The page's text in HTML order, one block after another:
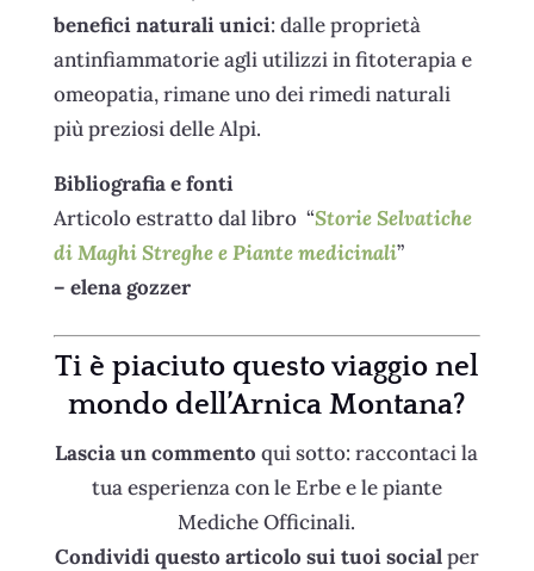
benefici naturali unici: dalle proprietà
antinfiammatorie agli utilizzi in fitoterapia e
omeopatia, rimane uno dei rimedi naturali
più preziosi delle Alpi.
Bibliografia e fonti
Articolo estratto dal libro “Storie Selvatiche
di Maghi Streghe e Piante medicinali”
– elena gozzer
Ti è piaciuto questo viaggio nel
mondo dell’Arnica Montana?
Lascia un commento qui sotto: raccontaci la
tua esperienza con le Erbe e le piante
Mediche Officinali.
Condividi questo articolo sui tuoi socialper